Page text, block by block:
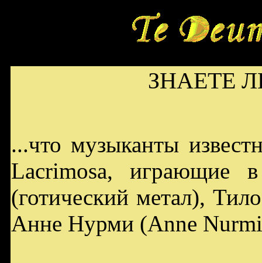
ЗНАЕТЕ
...что музыканты
Lacrimosa, играющие
(готический метал),
Анне Hурми (Anne